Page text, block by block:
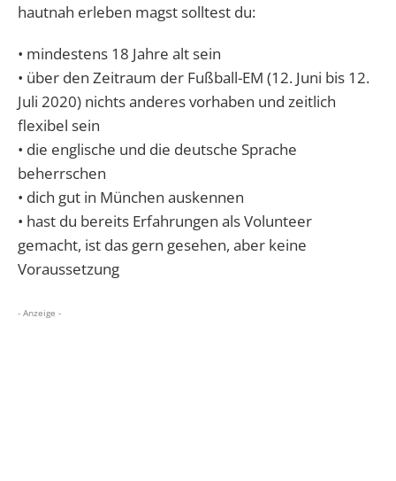
hautnah erleben magst solltest du:
• mindestens 18 Jahre alt sein
• über den Zeitraum der Fußball-EM (12. Juni bis 12.
Juli 2020) nichts anderes vorhaben und zeitlich
flexibel sein
• die englische und die deutsche Sprache
beherrschen
• dich gut in München auskennen
• hast du bereits Erfahrungen als Volunteer
gemacht, ist das gern gesehen, aber keine
Voraussetzung
- Anzeige -